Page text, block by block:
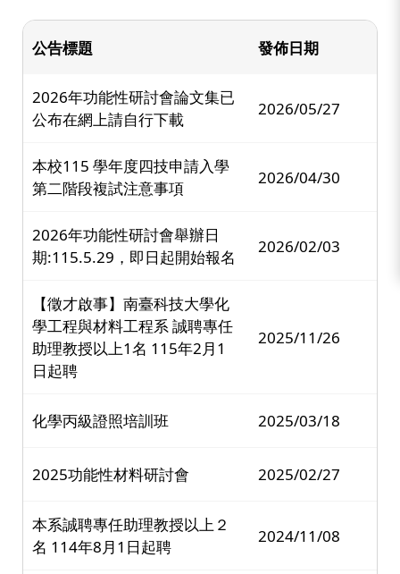
公告標題 發佈日期
2026年功能性研討會論文集已
公布在網上請自行下載
2026/05/27
本校115 學年度四技申請入學
第二階段複試注意事項
2026/04/30
2026年功能性研討會舉辦日
期:115.5.29，即日起開始報名
2026/02/03
【徵才啟事】南臺科技大學化
學工程與材料工程系 誠聘專任
助理教授以上1名 115年2月1
日起聘
2025/11/26
化學丙級證照培訓班 2025/03/18
2025功能性材料研討會 2025/02/27
本系誠聘專任助理教授以上２
名 114年8月1日起聘
2024/11/08